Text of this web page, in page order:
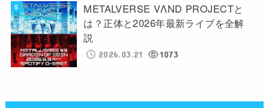
METALVERSE VΛND PROJECTと
は？正体と2026年最新ライブを全解
説
2026.03.21 1073